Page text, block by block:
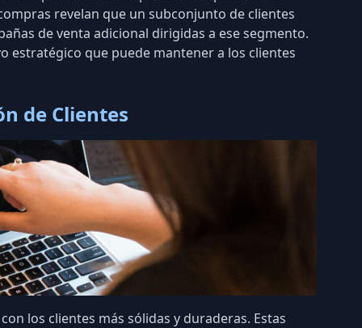
revelan que un subconjunto de clientes
de venta adicional dirigidas a ese segmento.
estratégico que puede mantener a los clientes
de Clientes
los clientes más sólidas y duraderas. Estas